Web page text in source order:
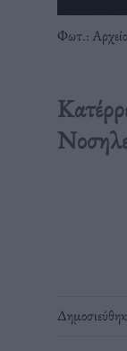
Φωτ.: